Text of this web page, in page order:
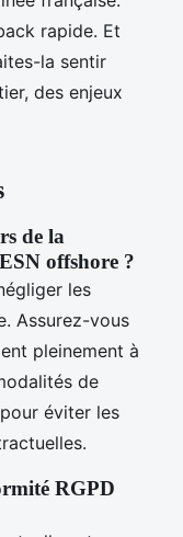
rapide. Et
la sentir
des enjeux
de la
offshore ?
les
Assurez-vous
pleinement à
de
éviter les
RGPD